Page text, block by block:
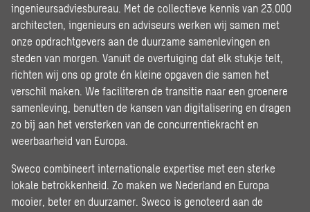
ingenieursadviesbureau. Met de collectieve kennis van 23.000
architecten, ingenieurs en adviseurs werken wij samen met
onze opdrachtgevers aan de duurzame samenlevingen en
steden van morgen. Vanuit de overtuiging dat elk stukje telt,
richten wij ons op grote én kleine opgaven die samen het
verschil maken. We faciliteren de transitie naar een groenere
samenleving, benutten de kansen van digitalisering en dragen
zo bij aan het versterken van de concurrentiekracht en
weerbaarheid van Europa.
Sweco combineert internationale expertise met een sterke
lokale betrokkenheid. Zo maken we Nederland en Europa
mooier, beter en duurzamer. Sweco is genoteerd aan de